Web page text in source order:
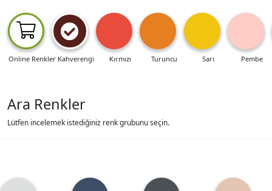
Online Renkler Kahverengi Kırmızı Turuncu Sarı Pembe
Ara Renkler
Lütfen incelemek istediğiniz renk grubunu seçin.